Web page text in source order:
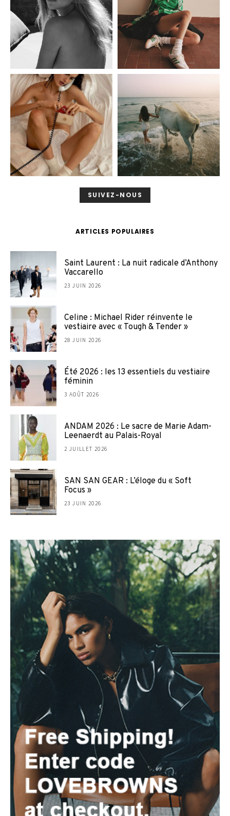
SUIVEZ-NOUS
ARTICLES POPULAIRES
Saint Laurent : La nuit radicale d’Anthony
Vaccarello
23 JUIN 2026
Celine : Michael Rider réinvente le
vestiaire avec « Tough & Tender »
28 JUIN 2026
Été 2026 : les 13 essentiels du vestiaire
féminin
3 AOÛT 2026
ANDAM 2026 : Le sacre de Marie Adam-
Leenaerdt au Palais-Royal
2 JUILLET 2026
SAN SAN GEAR : L’éloge du « Soft
Focus »
23 JUIN 2026